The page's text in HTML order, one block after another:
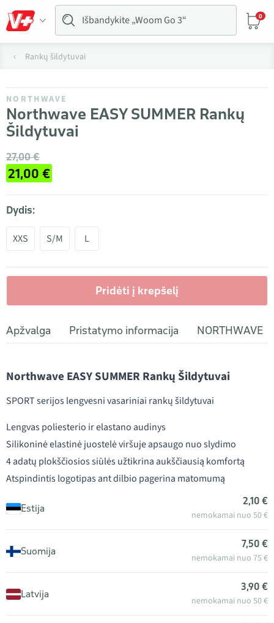
0
Rankų šildytuvai
NORTHWAVE
Northwave EASY SUMMER Rankų
Šildytuvai
27,00 €
21,00 €
Dydis:
XXS S/M L
Pridėti į krepšelį
Apžvalga Pristatymo informacija NORTHWAVE
Northwave EASY SUMMER Rankų Šildytuvai
SPORT serijos lengvesni vasariniai rankų šildytuvai
Lengvas poliesterio ir elastano audinys
Silikoninė elastinė juostelė viršuje apsaugo nuo slydimo
4 adatų plokščiosios siūlės užtikrina aukščiausią komfortą
Atspindintis logotipas ant dilbio pagerina matomumą
Estija
2,10 €
nemokamai nuo 50 €
Suomija
7,50 €
nemokamai nuo 75 €
Latvija
3,90 €
nemokamai nuo 50 €